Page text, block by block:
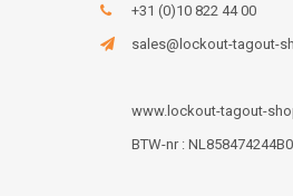
+31 (0)10 822 44 00
sales@lockout-tagout-
www.lockout-tagout-
BTW-nr :